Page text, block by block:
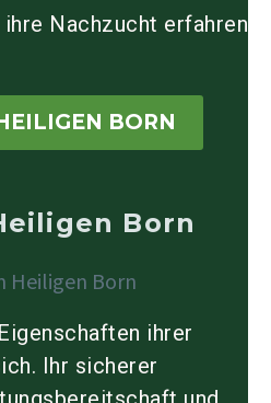
Nachzucht erfahren
BORN
Born
ihrer
Ihr sicherer